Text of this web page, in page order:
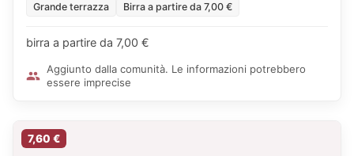
Grande terrazza Birra a partire da 7,00 €
birra a partire da 7,00 €
Aggiunto dalla comunità. Le informazioni potrebbero
essere imprecise
7,60 €